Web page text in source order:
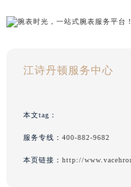
江诗丹顿服务中心
本文tag：
服务专线： 400-882-9682
本页链接： http://